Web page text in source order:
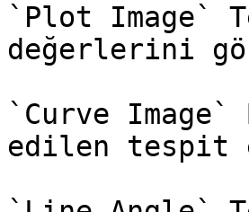
`Plot Image`
değerlerini
`Curve
edilen